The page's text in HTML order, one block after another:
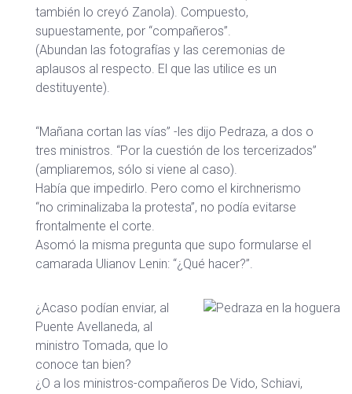
también lo creyó Zanola). Compuesto,
supuestamente, por “compañeros”.
(Abundan las fotografías y las ceremonias de
aplausos al respecto. El que las utilice es un
destituyente).
“Mañana cortan las vías” -les dijo Pedraza, a dos o
tres ministros. “Por la cuestión de los tercerizados”
(ampliaremos, sólo si viene al caso).
Había que impedirlo. Pero como el kirchnerismo
“no criminalizaba la protesta”, no podía evitarse
frontalmente el corte.
Asomó la misma pregunta que supo formularse el
camarada Ulianov Lenin: “¿Qué hacer?”.
¿Acaso podían enviar, al
Puente Avellaneda, al
ministro Tomada, que lo
conoce tan bien?
¿O a los ministros-compañeros De Vido, Schiavi,